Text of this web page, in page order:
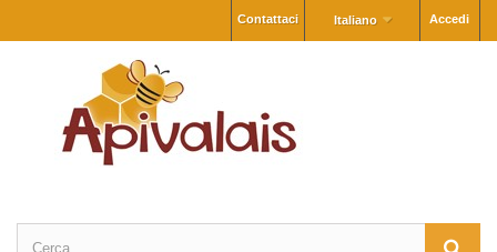
Accedi
Italiano
Contattaci